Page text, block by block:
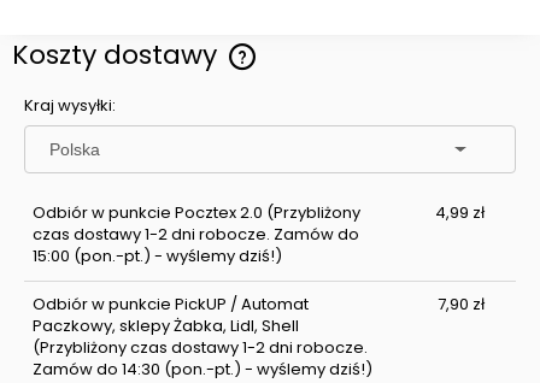
Koszty dostawy
Cena nie zawiera ewentualnych kosztów płatności
Kraj wysyłki:
Odbiór w punkcie Pocztex 2.0 (Przybliżony
czas dostawy 1-2 dni robocze. Zamów do
15:00 (pon.-pt.) - wyślemy dziś!)
4,99 zł
Odbiór w punkcie PickUP / Automat
Paczkowy, sklepy Żabka, Lidl, Shell
(Przybliżony czas dostawy 1-2 dni robocze.
Zamów do 14:30 (pon.-pt.) - wyślemy dziś!)
7,90 zł